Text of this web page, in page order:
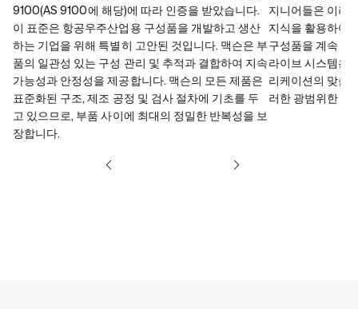
9100(AS 9100에 해당)에 따라 인증을 받았습니다.
이 표준은 항공우주산업용 구성품을 개발하고 생산
하는 기업을 위해 특별히 고안된 것입니다. 맥슨은 부
품의 일관성 있는 구성 관리 및 추적과 결합하여 지속
가능성과 안정성을 제공합니다. 맥슨의 모든 제품은
표준화된 구조, 제조 공정 및 검사 절차에 기초를 두
고 있으므로, 부품 사이에 최대의 정밀한 반복성을 보
장합니다.
지니어들은 이러
지식을 활용하여,
구성품을 계속 더
라이브 시스템은
리케이션의 맞춤
러한 광범위한 경